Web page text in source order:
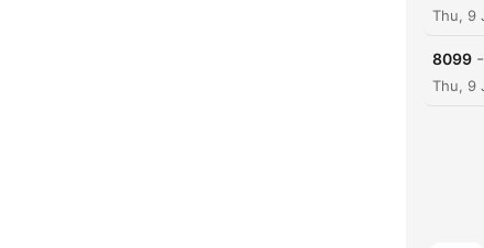
Thu, 9
8099 -
Thu, 9